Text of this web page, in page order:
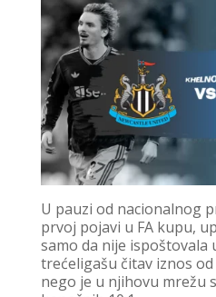
U pauzi od nacionalnog
prvoj pojavi u FA kupu,
samo da nije ispoštovala
trećeligašu čitav iznos
nego je u njihovu mrežu